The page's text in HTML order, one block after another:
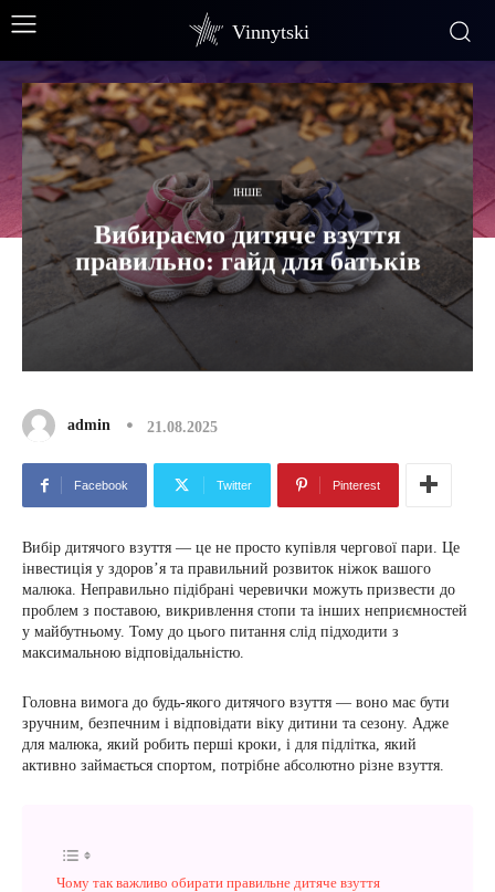
Vinnytski
ІНШЕ
Вибираємо дитяче взуття
правильно: гайд для батьків
admin 21.08.2025
Facebook Twitter Pinterest
Вибір дитячого взуття — це не просто купівля чергової пари. Це
інвестиція у здоров’я та правильний розвиток ніжок вашого
малюка. Неправильно підібрані черевички можуть призвести до
проблем з поставою, викривлення стопи та інших неприємностей
у майбутньому. Тому до цього питання слід підходити з
максимальною відповідальністю.
Головна вимога до будь-якого дитячого взуття — воно має бути
зручним, безпечним і відповідати віку дитини та сезону. Адже
для малюка, який робить перші кроки, і для підлітка, який
активно займається спортом, потрібне абсолютно різне взуття.
Чому так важливо обирати правильне дитяче взуття